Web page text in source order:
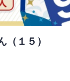
（１５）